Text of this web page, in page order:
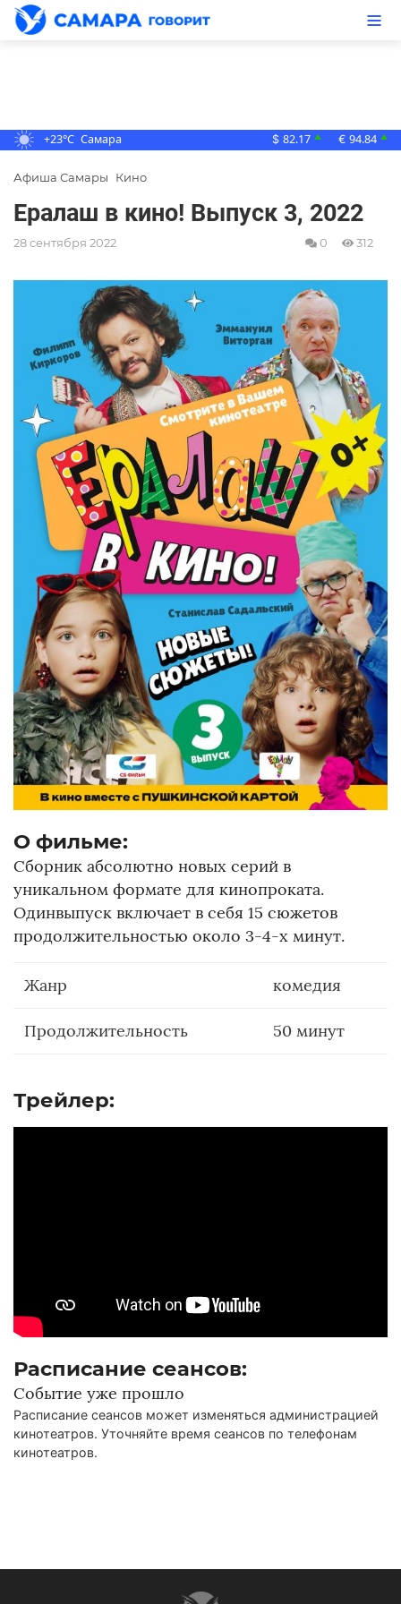
+23°C Самара $ 82.17 ▲ € 94.84 ▲
Афиша Самары Кино
Ералаш в кино! Выпуск 3, 2022
28 сентября 2022 0 312
О фильме:
Сборник абсолютно новых серий в
уникальном формате для кинопроката.
Одинвыпуск включает в себя 15 сюжетов
продолжительностью около 3-4-х минут.
Жанр комедия
Продолжительность 50 минут
Трейлер:
Расписание сеансов:
Событие уже прошло
Расписание сеансов может изменяться администрацией
кинотеатров. Уточняйте время сеансов по телефонам
кинотеатров.